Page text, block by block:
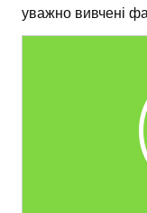
уважно вивчені